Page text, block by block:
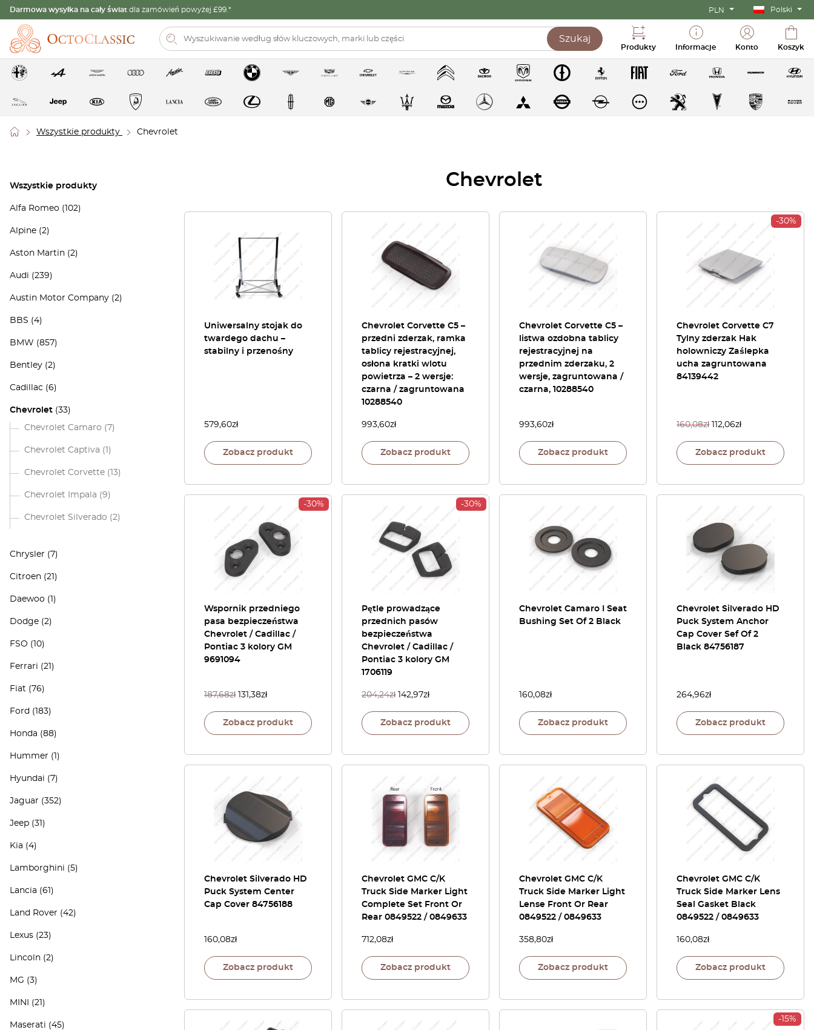
Darmowa wysyłka na cały świat dla zamówień powyżej £99.* PLN Polski
Szukaj
Produkty Informacje Konto Koszyk
Wszystkie produkty Chevrolet
Wszystkie produkty
Alfa Romeo (102)
Alpine (2)
Aston Martin (2)
Audi (239)
Austin Motor Company (2)
BBS (4)
BMW (857)
Bentley (2)
Cadillac (6)
Chevrolet (33)
Chevrolet Camaro (7)
Chevrolet Captiva (1)
Chevrolet Corvette (13)
Chevrolet Impala (9)
Chevrolet Silverado (2)
Chrysler (7)
Citroen (21)
Daewoo (1)
Dodge (2)
FSO (10)
Ferrari (21)
Fiat (76)
Ford (183)
Honda (88)
Hummer (1)
Hyundai (7)
Jaguar (352)
Jeep (31)
Kia (4)
Lamborghini (5)
Lancia (61)
Land Rover (42)
Lexus (23)
Lincoln (2)
MG (3)
MINI (21)
Maserati (45)
Chevrolet
Uniwersalny stojak do
twardego dachu –
stabilny i przenośny
579,60zł
Zobacz produkt
Chevrolet Corvette C5 –
przedni zderzak, ramka
tablicy rejestracyjnej,
osłona kratki wlotu
powietrza – 2 wersje:
czarna / zagruntowana
10288540
993,60zł
Zobacz produkt
Chevrolet Corvette C5 –
listwa ozdobna tablicy
rejestracyjnej na
przednim zderzaku, 2
wersje, zagruntowana /
czarna, 10288540
993,60zł
Zobacz produkt
-30%
Chevrolet Corvette C7
Tylny zderzak Hak
holowniczy Zaślepka
ucha zagruntowana
84139442
160,08zł 112,06zł
Zobacz produkt
-30%
Wspornik przedniego
pasa bezpieczeństwa
Chevrolet / Cadillac /
Pontiac 3 kolory GM
9691094
187,68zł 131,38zł
Zobacz produkt
-30%
Pętle prowadzące
przednich pasów
bezpieczeństwa
Chevrolet / Cadillac /
Pontiac 3 kolory GM
1706119
204,24zł 142,97zł
Zobacz produkt
Chevrolet Camaro I Seat
Bushing Set Of 2 Black
160,08zł
Zobacz produkt
Chevrolet Silverado HD
Puck System Anchor
Cap Cover Sef Of 2
Black 84756187
264,96zł
Zobacz produkt
Chevrolet Silverado HD
Puck System Center
Cap Cover 84756188
160,08zł
Zobacz produkt
Chevrolet GMC C/K
Truck Side Marker Light
Complete Set Front Or
Rear 0849522 / 0849633
712,08zł
Zobacz produkt
Chevrolet GMC C/K
Truck Side Marker Light
Lense Front Or Rear
0849522 / 0849633
358,80zł
Zobacz produkt
Chevrolet GMC C/K
Truck Side Marker Lens
Seal Gasket Black
0849522 / 0849633
160,08zł
Zobacz produkt
-15%